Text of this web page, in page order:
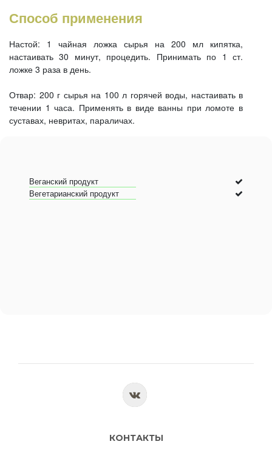
Способ применения
Настой: 1 чайная ложка сырья на 200 мл кипятка,
настаивать 30 минут, процедить. Принимать по 1 ст.
ложке 3 раза в день.
Отвар: 200 г сырья на 100 л горячей воды, настаивать в
течении 1 часа. Применять в виде ванны при ломоте в
суставах, невритах, параличах.
Веганский продукт
Вегетарианский продукт
КОНТАКТЫ